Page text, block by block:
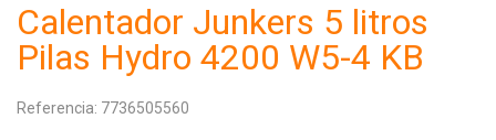
Calentador Junkers 5 litros
Pilas Hydro 4200 W5-4 KB
Referencia: 7736505560